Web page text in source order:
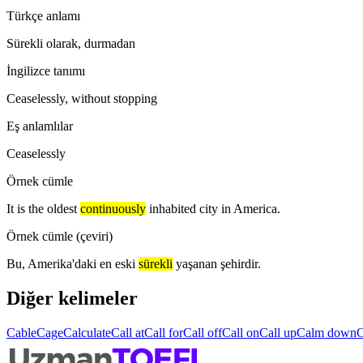
Türkçe anlamı
Sürekli olarak, durmadan
İngilizce tanımı
Ceaselessly, without stopping
Eş anlamlılar
Ceaselessly
Örnek cümle
It is the oldest continuously inhabited city in America.
Örnek cümle (çeviri)
Bu, Amerika'daki en eski sürekli yaşanan şehirdir.
Diğer kelimeler
CableCageCalculateCall atCall forCall offCall onCall upCalm down